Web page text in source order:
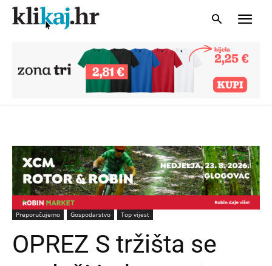
Preporučujemo Gospodarstvo Top vijest
OPREZ S tržišta se